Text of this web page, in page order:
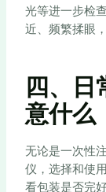
光等进一步检
近、频繁揉眼
四、日
意什么
无论是一次性
仪，选择和使
看包装是否完